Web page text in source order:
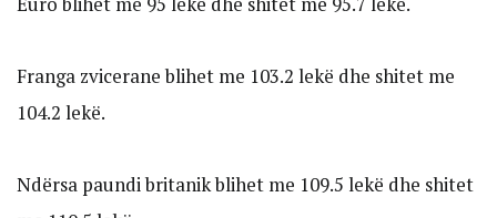
Franga zvicerane blihet me 103.2 lekë dhe shitet me
104.2 lekë.
Ndërsa paundi britanik blihet me 109.5 lekë dhe shitet